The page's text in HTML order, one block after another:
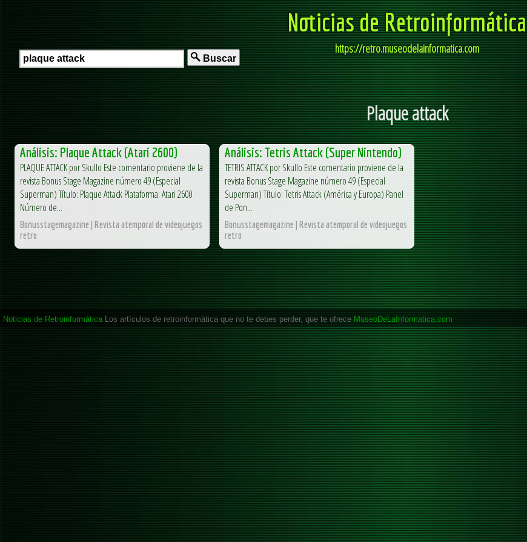
Noticias de Retroinformática
https://retro.museodelainformatica.com
Buscar
Plaque attack
Análisis: Plaque Attack (Atari 2600)
PLAQUE ATTACK por Skullo Este comentario proviene de la
revista Bonus Stage Magazine número 49 (Especial
Superman) Título: Plaque Attack Plataforma: Atari 2600
Número de...
Bonusstagemagazine | Revista atemporal de videojuegos
retro
Análisis: Tetris Attack (Super Nintendo)
TETRIS ATTACK por Skullo Este comentario proviene de la
revista Bonus Stage Magazine número 49 (Especial
Superman) Título: Tetris Attack (América y Europa) Panel
de Pon...
Bonusstagemagazine | Revista atemporal de videojuegos
retro
Noticias de Retroinformática Los artículos de retroinformática que no te debes perder, que te ofrece MuseoDeLaInformatica.com